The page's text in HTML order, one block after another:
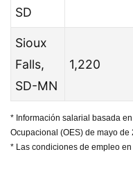
SD
Sioux
Falls,
SD-MN
1,220
* Información salarial basada
Ocupacional (OES) de mayo de
* Las condiciones de empleo